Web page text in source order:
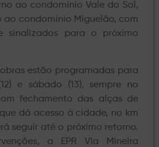
ao condomínio Vale do Sol,
ao condomínio Miguelão, com
sinalizados para o próximo
estão programadas para
e sábado (13), sempre no
fechamento das alças de
dá acesso à cidade, no km
seguir até o próximo retorno.
a EPR Via Mineira